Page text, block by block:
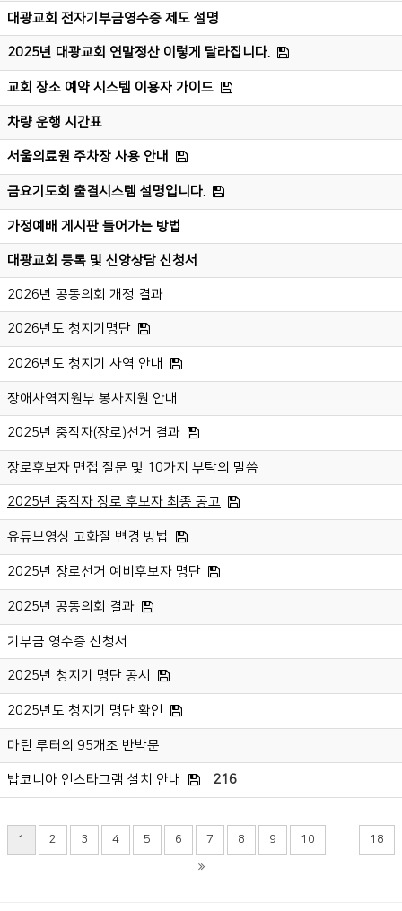
대광교회 전자기부금영수증 제도 설명
2025년 대광교회 연말정산 이렇게 달라집니다.
교회 장소 예약 시스템 이용자 가이드
차량 운행 시간표
서울의료원 주차장 사용 안내
금요기도회 출결시스템 설명입니다.
가정예배 게시판 들어가는 방법
대광교회 등록 및 신앙상담 신청서
2026년 공동의회 개정 결과
2026년도 청지기명단
2026년도 청지기 사역 안내
장애사역지원부 봉사지원 안내
2025년 중직자(장로)선거 결과
장로후보자 면접 질문 및 10가지 부탁의 말씀
2025년 중직자 장로 후보자 최종 공고
유튜브영상 고화질 변경 방법
2025년 장로선거 예비후보자 명단
2025년 공동의회 결과
기부금 영수증 신청서
2025년 청지기 명단 공시
2025년도 청지기 명단 확인
마틴 루터의 95개조 반박문
밥코니아 인스타그램 설치 안내 216
1 2 3 4 5 6 7 8 9 10 18